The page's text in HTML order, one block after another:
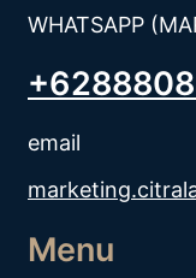
WHATSAPP
email
Menu